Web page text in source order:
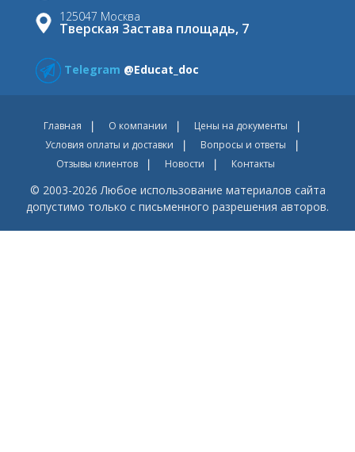
125047 Москва
Тверская Застава площадь, 7
Telegram @Educat_doc
Главная О компании
Цены на документы
Условия оплаты и доставки
Вопросы и ответы
Отзывы клиентов
Новости Контакты
© 2003-2026 Любое использование материалов сайта
допустимо только с письменного разрешения авторов.